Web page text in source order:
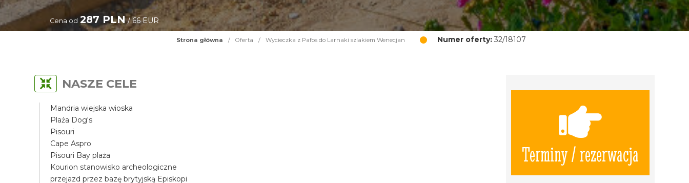
Cena od 287 PLN/ 66 EUR
Strona główna / Oferta / Wycieczka z Pafos do Larnaki szlakiem Wenecjan Numer oferty:32/18107
Terminy / rezerwacja
NASZE CELE
Mandria wiejska wioska
Plaża Dog's
Pisouri
Cape Aspro
Pisouri Bay plaża
Kourion stanowisko archeologiczne
przejazd przez bazę brytyjską Episkopi